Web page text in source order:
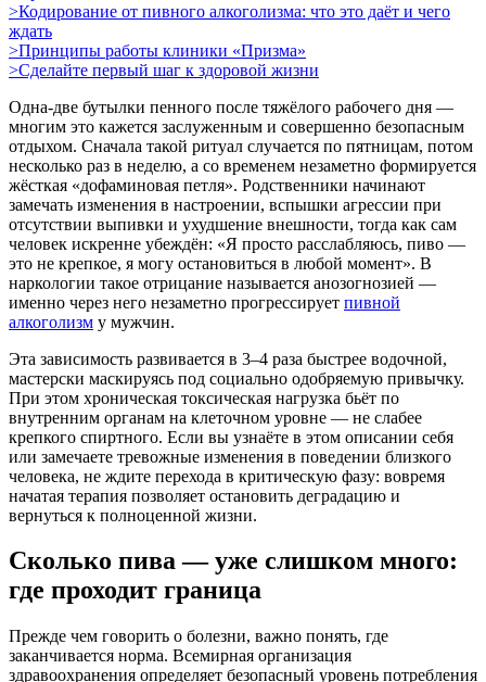
>Кодирование от пивного алкоголизма: что это даёт и чего
ждать
>Принципы работы клиники «Призма»
>Сделайте первый шаг к здоровой жизни
Одна-две бутылки пенного после тяжёлого рабочего дня —
многим это кажется заслуженным и совершенно безопасным
отдыхом. Сначала такой ритуал случается по пятницам, потом
несколько раз в неделю, а со временем незаметно формируется
жёсткая «дофаминовая петля». Родственники начинают
замечать изменения в настроении, вспышки агрессии при
отсутствии выпивки и ухудшение внешности, тогда как сам
человек искренне убеждён: «Я просто расслабляюсь, пиво —
это не крепкое, я могу остановиться в любой момент». В
наркологии такое отрицание называется анозогнозией —
именно через него незаметно прогрессирует пивной
алкоголизм у мужчин.
Эта зависимость развивается в 3–4 раза быстрее водочной,
мастерски маскируясь под социально одобряемую привычку.
При этом хроническая токсическая нагрузка бьёт по
внутренним органам на клеточном уровне — не слабее
крепкого спиртного. Если вы узнаёте в этом описании себя
или замечаете тревожные изменения в поведении близкого
человека, не ждите перехода в критическую фазу: вовремя
начатая терапия позволяет остановить деградацию и
вернуться к полноценной жизни.
Сколько пива — уже слишком много:
где проходит граница
Прежде чем говорить о болезни, важно понять, где
заканчивается норма. Всемирная организация
здравоохранения определяет безопасный уровень потребления